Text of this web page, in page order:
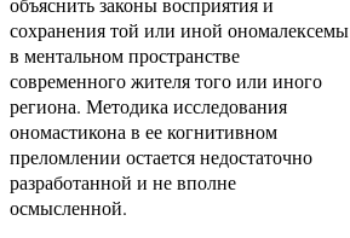
сохранения той или иной ономалексемы
в ментальном пространстве
современного жителя того или иного
региона. Методика исследования
ономастикона в ее когнитивном
преломлении остается недостаточно
разработанной и не вполне
осмысленной.